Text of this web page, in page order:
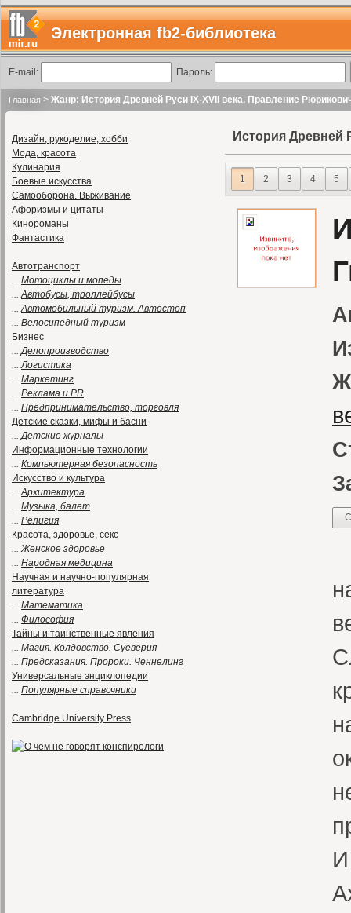
Электронная fb2-библиотека
E-mail: Пароль:
Главная > Жанр: История Древней Руси IX-XVII века. Правление
Дизайн, рукоделие, хобби
Мода, красота
Кулинария
Боевые искусства
Самооборона. Выживание
Афоризмы и цитаты
Кинороманы
Фантастика
Автотранспорт
... Мотоциклы и мопеды
...Автобусы, троллейбусы
...Автомобильный туризм. Автостоп
... Велосипедный туризм
Бизнес
...Делопроизводство
...Логистика
... Маркетинг
... Реклама и PR
... Предпринимательство, торговля
Детские сказки, мифы и басни
...Детские журналы
Информационные технологии
... Компьютерная безопасность
Искусство и культура
...Архитектура
... Музыка, балет
... Религия
Красота, здоровье, секс
...Женское здоровье
... Народная медицина
Научная и научно-популярная
литература
... Математика
... Философия
Тайны и таинственные явления
... Магия. Колдовство. Суеверия
... Предсказания. Пророки. Ченнелинг
Универсальные энциклопедии
... Популярные справочники
Cambridge University Press
История Древней
1 2 3 4 5
И